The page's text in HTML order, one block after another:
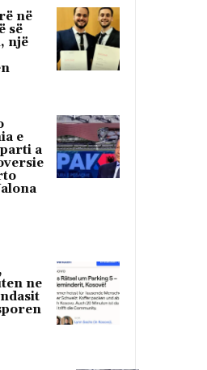
në
së
një
e
a
ne